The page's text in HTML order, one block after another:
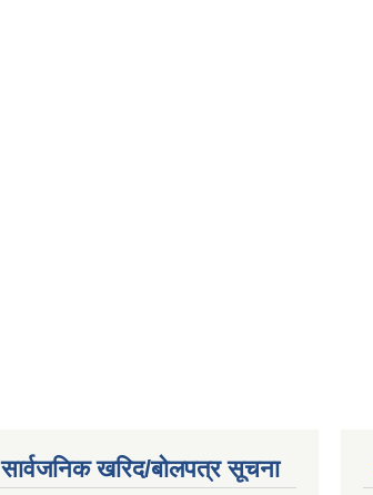
सार्वजनिक खरिद/बोलपत्र सूचना